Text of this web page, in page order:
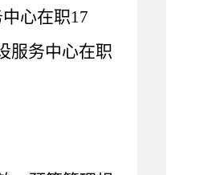
心在职17
服务中心在职